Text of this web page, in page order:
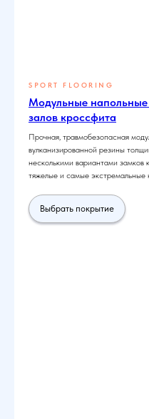
SPORT FLOORING
Модульные напольные
залов кроссфита
Прочная, травмобезопасная
вулканизированной резины
несколькими вариантами замков
тяжелые и самые экстремальные
Выбрать покрытие